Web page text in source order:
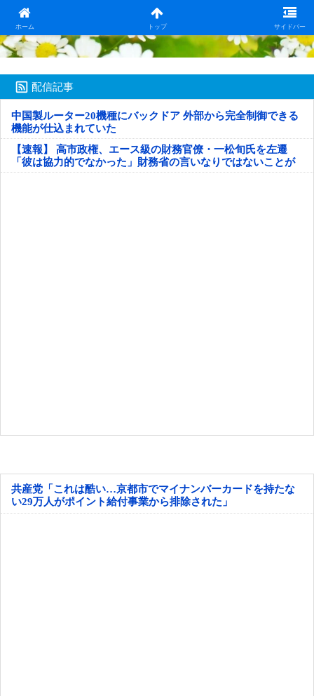
ホーム トップ サイドバー
日本第一！ニュース録
配信記事
中国製ルーター20機種にバックドア 外部から完全制御できる
機能が仕込まれていた
【速報】 高市政権、エース級の財務官僚・一松旬氏を左遷
「彼は協力的でなかった」財務省の言いなりではないことが
判明
共産党「これは酷い…京都市でマイナンバーカードを持たな
い29万人がポイント給付事業から排除された」